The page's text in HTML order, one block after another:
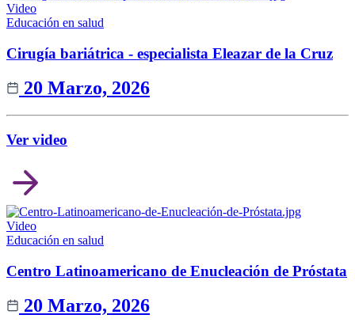
Video
Educación en salud
Cirugía bariátrica - especialista Eleazar de la Cruz
20 Marzo, 2026
Ver video
Video
Educación en salud
Centro Latinoamericano de Enucleación de Próstata
20 Marzo, 2026